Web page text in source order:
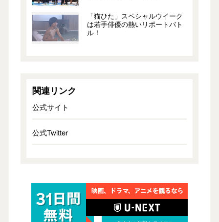
「猫ひた」スペシャルウイーク
は若手俳優の熱いリポートバト
ル！
関連リンク
公式サイト
公式Twitter